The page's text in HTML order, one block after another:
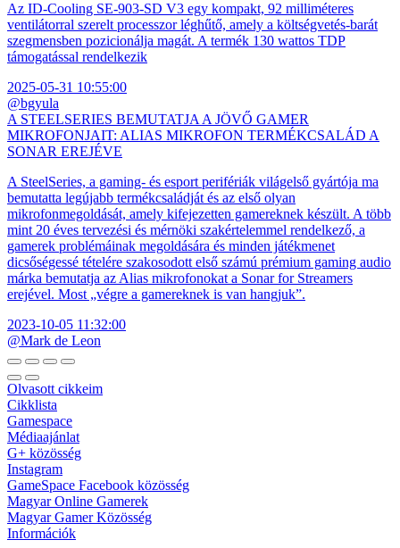
Az ID-Cooling SE-903-SD V3 egy kompakt, 92 milliméteres
ventilátorral szerelt processzor léghűtő, amely a költségvetés-barát
szegmensben pozicionálja magát. A termék 130 wattos TDP
támogatással rendelkezik
2025-05-31 10:55:00
@bgyula
A STEELSERIES BEMUTATJA A JÖVŐ GAMER
MIKROFONJAIT: ALIAS MIKROFON TERMÉKCSALÁD A
SONAR EREJÉVE
A SteelSeries, a gaming- és esport perifériák világelső gyártója ma
bemutatta legújabb termékcsaládját és az első olyan
mikrofonmegoldását, amely kifejezetten gamereknek készült. A több
mint 20 éves tervezési és mérnöki szakértelemmel rendelkező, a
gamerek problémáinak megoldására és minden játékmenet
dicsőségessé tételére szakosodott első számú prémium gaming audio
márka bemutatja az Alias mikrofonokat a Sonar for Streamers
erejével. Most „végre a gamereknek is van hangjuk”.
2023-10-05 11:32:00
@Mark de Leon
Olvasott cikkeim
Cikklista
Gamespace
Médiaajánlat
G+ közösség
Instagram
GameSpace Facebook közösség
Magyar Online Gamerek
Magyar Gamer Közösség
Információk